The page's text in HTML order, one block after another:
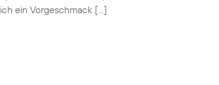
ein Vorgeschmack […]